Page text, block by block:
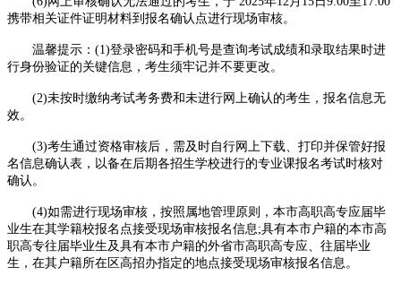
携带相关证件证明材料到报名确认点进行现场审核。
温馨提示：(1)登录密码和手机号是查询考试成绩和录取结果时进
行身份验证的关键信息，考生须牢记并不要更改。
(2)未按时缴纳考试考务费和未进行网上确认的考生，报名信息无
效。
(3)考生通过资格审核后，需及时自行网上下载、打印并保管好报
名信息确认表，以备在后期各招生学校进行的专业课报名考试时核对
确认。
(4)如需进行现场审核，按照属地管理原则，本市高职高专应届毕
业生在其学籍校报名点接受现场审核报名信息;具有本市户籍的本市高
职高专往届毕业生及具有本市户籍的外省市高职高专应、往届毕业
生，在其户籍所在区高招办指定的地点接受现场审核报名信息。